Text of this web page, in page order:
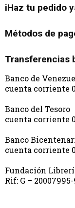
iHaz tu pedido
Métodos de
Transferencias
Banco de
cuenta corriente
Banco del Tesoro
cuenta corriente
Banco
cuenta corriente
Fundación
Rif: G –